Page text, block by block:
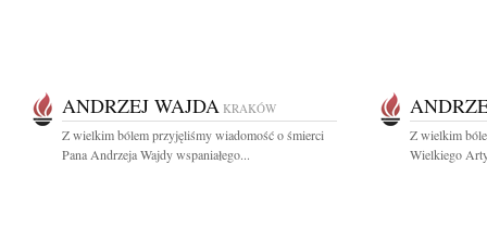
ANDRZEJ WAJDA KRAKÓW
Z wielkim bólem przyjęliśmy wiadomość o śmierci
Pana Andrzeja Wajdy wspaniałego...
Z wielkim
Wielkiego